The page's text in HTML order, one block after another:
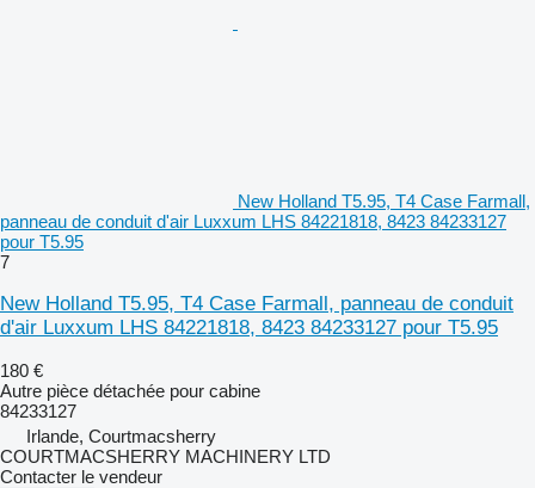
New Holland T5.95, T4 Case Farmall,
panneau de conduit d'air Luxxum LHS 84221818, 8423 84233127
pour T5.95
7
New Holland T5.95, T4 Case Farmall, panneau de conduit
d'air Luxxum LHS 84221818, 8423 84233127 pour T5.95
180 €
Autre pièce détachée pour cabine
84233127
Irlande, Courtmacsherry
COURTMACSHERRY MACHINERY LTD
Contacter le vendeur